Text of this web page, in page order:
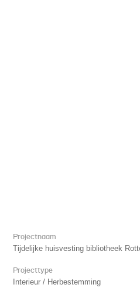
Projectnaam
Tijdelijke huisvesting bibliotheek
Projecttype
Interieur / Herbestemming